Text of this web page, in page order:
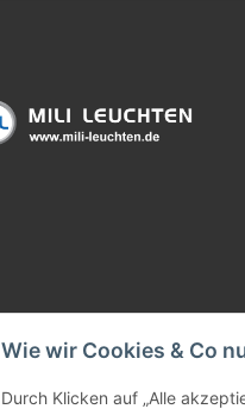
Wie wir Cookies & Co
Durch Klicken auf „Alle